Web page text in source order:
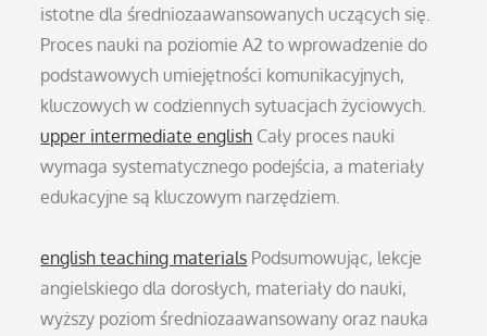
istotne dla średniozaawansowanych uczących się.
Proces nauki na poziomie A2 to wprowadzenie do
podstawowych umiejętności komunikacyjnych,
kluczowych w codziennych sytuacjach życiowych.
upper intermediate english Cały proces nauki
wymaga systematycznego podejścia, a materiały
edukacyjne są kluczowym narzędziem.
english teaching materials Podsumowując, lekcje
angielskiego dla dorosłych, materiały do nauki,
wyższy poziom średniozaawansowany oraz nauka